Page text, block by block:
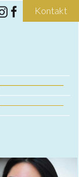
Kontakt